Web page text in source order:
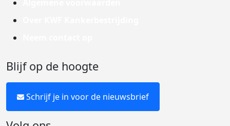
Blijf op de hoogte
Schrijf je in voor de nieuwsbrief